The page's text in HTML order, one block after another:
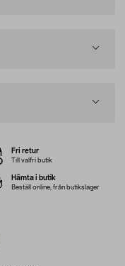
Fri retur
Till valfri butik
Hämta i butik
Beställ online, från butikslager